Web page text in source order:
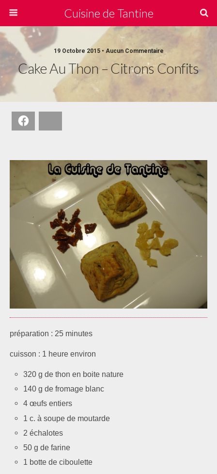
Cuisine de Tantine
19 Octobre 2015 • Aucun Commentaire
Cake Au Thon – Citrons Confits
préparation : 25 minutes
cuisson : 1 heure environ
320 g de thon en boite nature
140 g de fromage blanc
4 œufs entiers
1 c. à soupe de moutarde
2 échalotes
50 g de farine
1 botte de ciboulette